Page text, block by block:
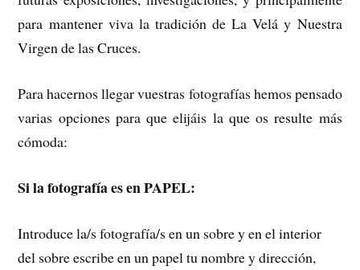
para mantener viva la tradición de La Velá y Nuestra
Virgen de las Cruces.
Para hacernos llegar vuestras fotografías hemos pensado
varias opciones para que elijáis la que os resulte más
cómoda:
Si la fotografía es en PAPEL:
Introduce la/s fotografía/s en un sobre y en el interior
del sobre escribe en un papel tu nombre y dirección,